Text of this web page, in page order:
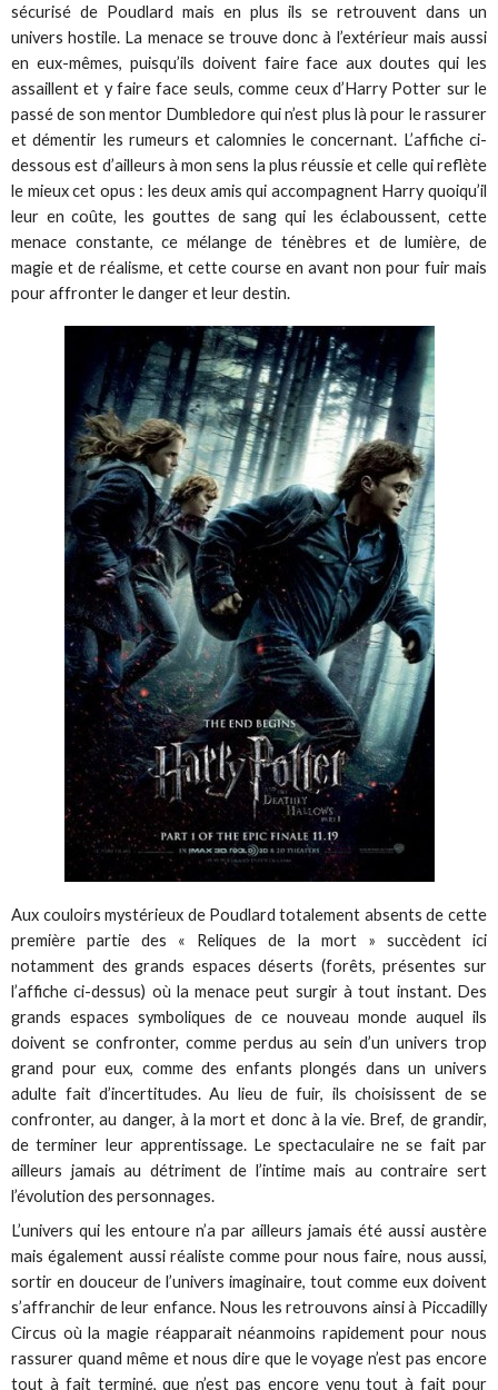
sécurisé de Poudlard mais en plus ils se retrouvent dans un
univers hostile. La menace se trouve donc à l’extérieur mais aussi
en eux-mêmes, puisqu’ils doivent faire face aux doutes qui les
assaillent et y faire face seuls, comme ceux d’Harry Potter sur le
passé de son mentor Dumbledore qui n’est plus là pour le rassurer
et démentir les rumeurs et calomnies le concernant. L’affiche ci-
dessous est d’ailleurs à mon sens la plus réussie et celle qui reflète
le mieux cet opus : les deux amis qui accompagnent Harry quoiqu’il
leur en coûte, les gouttes de sang qui les éclaboussent, cette
menace constante, ce mélange de ténèbres et de lumière, de
magie et de réalisme, et cette course en avant non pour fuir mais
pour affronter le danger et leur destin.
Aux couloirs mystérieux de Poudlard totalement absents de cette
première partie des « Reliques de la mort » succèdent ici
notamment des grands espaces déserts (forêts, présentes sur
l’affiche ci-dessus) où la menace peut surgir à tout instant. Des
grands espaces symboliques de ce nouveau monde auquel ils
doivent se confronter, comme perdus au sein d’un univers trop
grand pour eux, comme des enfants plongés dans un univers
adulte fait d’incertitudes. Au lieu de fuir, ils choisissent de se
confronter, au danger, à la mort et donc à la vie. Bref, de grandir,
de terminer leur apprentissage. Le spectaculaire ne se fait par
ailleurs jamais au détriment de l’intime mais au contraire sert
l’évolution des personnages.
L’univers qui les entoure n’a par ailleurs jamais été aussi austère
mais également aussi réaliste comme pour nous faire, nous aussi,
sortir en douceur de l’univers imaginaire, tout comme eux doivent
s’affranchir de leur enfance. Nous les retrouvons ainsi à Piccadilly
Circus où la magie réapparait néanmoins rapidement pour nous
rassurer quand même et nous dire que le voyage n’est pas encore
tout à fait terminé, que n’est pas encore venu tout à fait pour